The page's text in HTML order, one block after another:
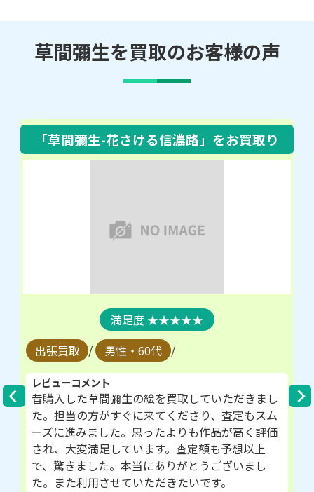
草間彌生を買取のお客様の声
「草間彌生-花さける信濃路」 をお買取り
★★★★★
出張買取 / 男性・60代 /
レビューコメント
昔購入した草間彌生の絵を買取していただきまし
た。担当の方がすぐに来てくださり、査定もスム
ーズに進みました。思ったよりも作品が高く評価
され、大変満足しています。査定額も予想以上
で、驚きました。本当にありがとうございまし
た。また利用させていただきたいです。